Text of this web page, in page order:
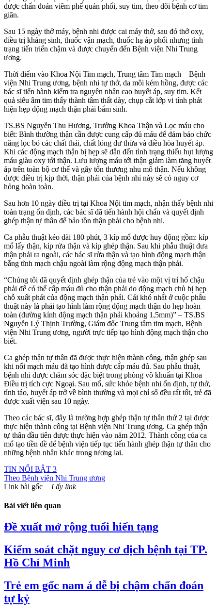
được chẩn đoán viêm phế quản phổi, suy tim, theo dõi bệnh cơ tim
giãn.
Sau 15 ngày thở máy, bệnh nhi được cai máy thở, sau đó thở oxy,
điều trị kháng sinh, thuốc vận mạch, thuốc hạ áp phổi nhưng tình
trạng tiến triển chậm và được chuyển đến Bệnh viện Nhi Trung
ương.
Thời điểm vào Khoa Nội Tim mạch, Trung tâm Tim mạch – Bệnh
viện Nhi Trung ương, bệnh nhi tự thở, da môi kém hồng, được các
bác sĩ tiến hành kiểm tra nguyên nhân cao huyết áp, suy tim. Kết
quả siêu âm tim thấy thành tâm thất dày, chụp cắt lớp vi tính phát
hiện hẹp động mạch thận phải bẩm sinh.
TS.BS Nguyễn Thu Hương, Trưởng Khoa Thận và Lọc máu cho
biết: Bình thường thận cần được cung cấp đủ máu để đảm bảo chức
năng lọc bỏ các chất thải, chất lỏng dư thừa và điều hòa huyết áp.
Khi các động mạch thận bị hẹp sẽ dẫn đến tình trạng thiếu hụt lượng
máu giàu oxy tới thận. Lưu lượng máu tới thận giảm làm tăng huyết
áp trên toàn bộ cơ thể và gây tổn thương nhu mô thận. Nếu không
được điều trị kịp thời, thận phải của bệnh nhi này sẽ có nguy cơ
hỏng hoàn toàn.
Sau hơn 10 ngày điều trị tại Khoa Nội tim mạch, nhận thấy bệnh nhi
toàn trạng ổn định, các bác sĩ đã tiến hành hội chẩn và quyết định
ghép thận tự thân để bảo tồn thận phải cho bệnh nhi.
Ca phẫu thuật kéo dài 180 phút, 3 kíp mổ được huy động gồm: kíp
mổ lấy thận, kíp rửa thận và kíp ghép thận. Sau khi phẫu thuật đưa
thận phải ra ngoài, các bác sĩ rửa thận và tạo hình động mạch thận
bằng tĩnh mạch chậu ngoài làm rộng động mạch thận phải.
“Chúng tôi đã quyết định ghép thận của trẻ vào một vị trí hố chậu
phải để có thể cấp máu đủ cho thận phải do động mạch chủ bị hẹp
chỗ xuất phát của động mạch thận phải. Cái khó nhất ở cuộc phẫu
thuật này là phải tạo hình làm rộng động mạch thận do hẹp hoàn
toàn (đường kính động mạch thận phải khoảng 1,5mm)” – TS.BS
Nguyễn Lý Thịnh Trường, Giám đốc Trung tâm tim mạch, Bệnh
viện Nhi Trung ương, người trực tiếp tạo hình động mạch thận cho
biết.
Ca ghép thận tự thân đã được thực hiện thành công, thận ghép sau
khi nối mạch máu đã tạo hình được cấp máu đủ. Sau phẫu thuật,
bệnh nhi được chăm sóc đặc biệt trong phòng vô khuẩn tại Khoa
Điều trị tích cực Ngoại. Sau mổ, sức khỏe bệnh nhi ổn định, tự thở,
tỉnh táo, huyết áp trở về bình thường và mọi chỉ số đều rất tốt, trẻ đã
được xuất viện sau 10 ngày.
Theo các bác sĩ, đây là trường hợp ghép thận tự thân thứ 2 tại được
thực hiện thành công tại Bệnh viện Nhi Trung ương. Ca ghép thận
tự thân đầu tiên được thực hiện vào năm 2012. Thành công của ca
mổ tạo tiền đề để bệnh viện tiếp tục tiến hành ghép thận tự thân cho
những bệnh nhân khác trong tương lai.
TIN NỔI BẬT 3
Theo Bệnh viện Nhi Trung ương
Link bài gốc
Lấy link
Bài viết liên quan
Đề xuất mở rộng tuổi hiến tạng
Kiểm soát chặt nguy cơ dịch bệnh tại TP.
Hồ Chí Minh
Trẻ em gốc nam á dễ bị chậm chẩn đoán
tự kỷ